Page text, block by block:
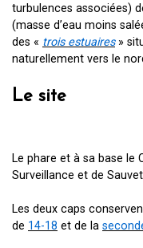
turbulences associées)
(masse d’eau moins
des « trois estuaires»
naturellement vers le
Le site
Le phare et à sa base le
Surveillance et de
Les deux caps
de 14-18 et de la